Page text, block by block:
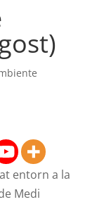
entorn a la
Medi